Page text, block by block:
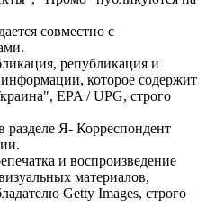
совместно с
републикация и
информации, которое содержит
EPA / UPG, строго
разделе Я- Корреспондент
и воспроизведение
материалов,
Getty Images, строго